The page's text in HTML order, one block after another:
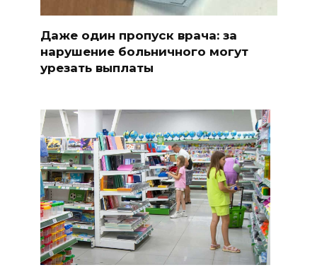
Даже один пропуск врача: за
нарушение больничного могут
урезать выплаты